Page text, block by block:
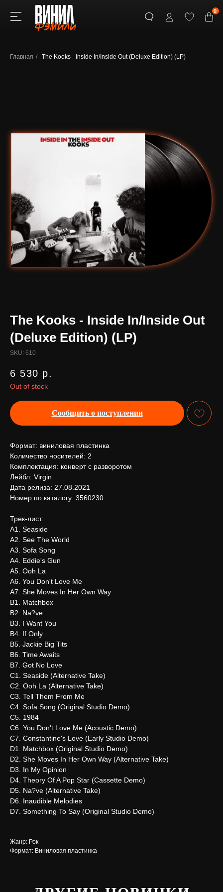
Главная / The Kooks - Inside In/Inside Out (Deluxe Edition) (LP)
The Kooks - Inside In/Inside Out
(Deluxe Edition) (LP)
SKU: 610
6 530 р.
Out of stock
Сообщить о поступлении
Формат: виниловая пластинка
Количество носителей: 2
Комплектация: конверт с разворотом
Лейбл: Virgin
Дата релиза: 27.08.2021
Номер по каталогу: 3560230
Трек-лист:
A1. Seaside
A2. See The World
A3. Sofa Song
A4. Eddie's Gun
A5. Ooh La
A6. You Don't Love Me
A7. She Moves In Her Own Way
B1. Matchbox
B2. Na?ve
B3. I Want You
B4. If Only
B5. Jackie Big Tits
B6. Time Awaits
B7. Got No Love
C1. Seaside (Alternative Take)
C2. Ooh La (Alternative Take)
C3. Tell Them From Me
C4. Sofa Song (Original Studio Demo)
C5. 1984
C6. You Don't Love Me (Acoustic Demo)
C7. Constantine's Love (Early Studio Demo)
D1. Matchbox (Original Studio Demo)
D2. She Moves In Her Own Way (Alternative Take)
D3. In My Opinion
D4. Theory Of A Pop Star (Cassette Demo)
D5. Na?ve (Alternative Take)
D6. Inaudible Melodies
D7. Something To Say (Original Studio Demo)
Жанр: Рок
Формат: Виниловая пластинка